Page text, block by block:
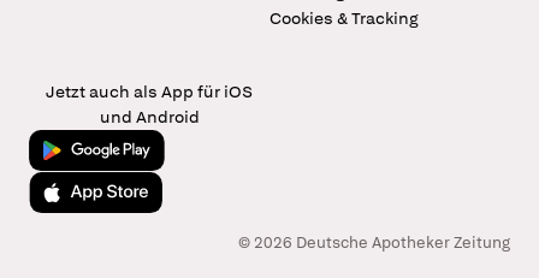
Cookies & Tracking
Jetzt auch als App für iOS
und Android
Jetzt bei Google Play
Laden im App Store
© 2026 Deutsche Apotheker Zeitung